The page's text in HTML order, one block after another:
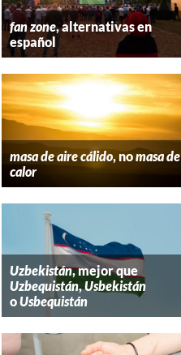
fan zone, alternativas en
español
masa de aire cálido, nomasa de
calor
Uzbekistán, mejor que
Uzbequistán,Usbekistán
oUsbequistán